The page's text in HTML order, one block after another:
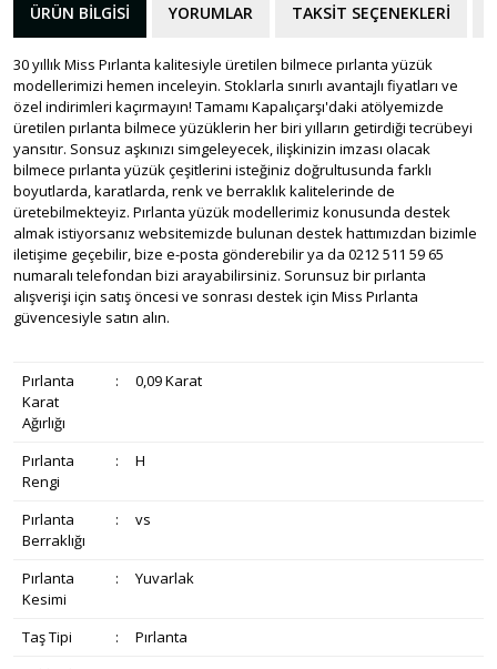
ÜRÜN BILGISI YORUMLAR TAKSIT SEÇENEKLERI
30 yıllık Miss Pırlanta kalitesiyle üretilen bilmece pırlanta yüzük
modellerimizi hemen inceleyin. Stoklarla sınırlı avantajlı fiyatları ve
özel indirimleri kaçırmayın! Tamamı Kapalıçarşı'daki atölyemizde
üretilen pırlanta bilmece yüzüklerin her biri yılların getirdiği tecrübeyi
yansıtır. Sonsuz aşkınızı simgeleyecek, ilişkinizin imzası olacak
bilmece pırlanta yüzük çeşitlerini isteğiniz doğrultusunda farklı
boyutlarda, karatlarda, renk ve berraklık kalitelerinde de
üretebilmekteyiz. Pırlanta yüzük modellerimiz konusunda destek
almak istiyorsanız websitemizde bulunan destek hattımızdan bizimle
iletişime geçebilir, bize e-posta gönderebilir ya da 0212 511 59 65
numaralı telefondan bizi arayabilirsiniz. Sorunsuz bir pırlanta
alışverişi için satış öncesi ve sonrası destek için Miss Pırlanta
güvencesiyle satın alın.
Pırlanta
Karat
Ağırlığı
: 0,09 Karat
Pırlanta
Rengi
: H
Pırlanta
Berraklığı
: vs
Pırlanta
Kesimi
: Yuvarlak
Taş Tipi :
Pırlanta